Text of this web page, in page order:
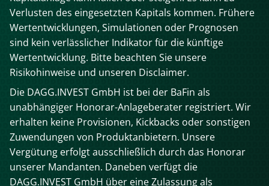
Verlusten des eingesetzten Kapitals kommen. Frühere
Wertentwicklungen, Simulationen oder Prognosen
sind kein verlässlicher Indikator für die künftige
Wertentwicklung. Bitte beachten Sie unsere
Risikohinweise und unseren Disclaimer.
Die DAGG.INVEST GmbH ist bei der BaFin als
unabhängiger Honorar-Anlageberater registriert. Wir
erhalten keine Provisionen, Kickbacks oder sonstigen
Zuwendungen von Produktanbietern. Unsere
Vergütung erfolgt ausschließlich durch das Honorar
unserer Mandanten. Daneben verfügt die
DAGG.INVEST GmbH über eine Zulassung als